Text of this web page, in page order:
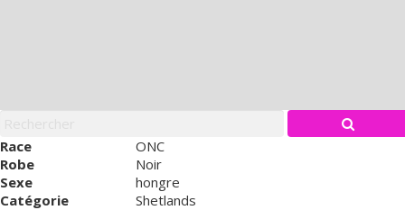
Panier
Race
ONC
Robe
Noir
Sexe
hongre
Catégorie
Shetlands